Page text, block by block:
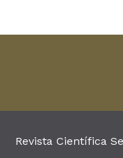
Revista Científica